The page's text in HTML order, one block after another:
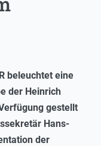
beleuchtet eine
der Heinrich
gestellt
Hans-
der